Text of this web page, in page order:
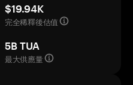
$19.94K
完全稀釋後估值
5B TUA
最大供應量